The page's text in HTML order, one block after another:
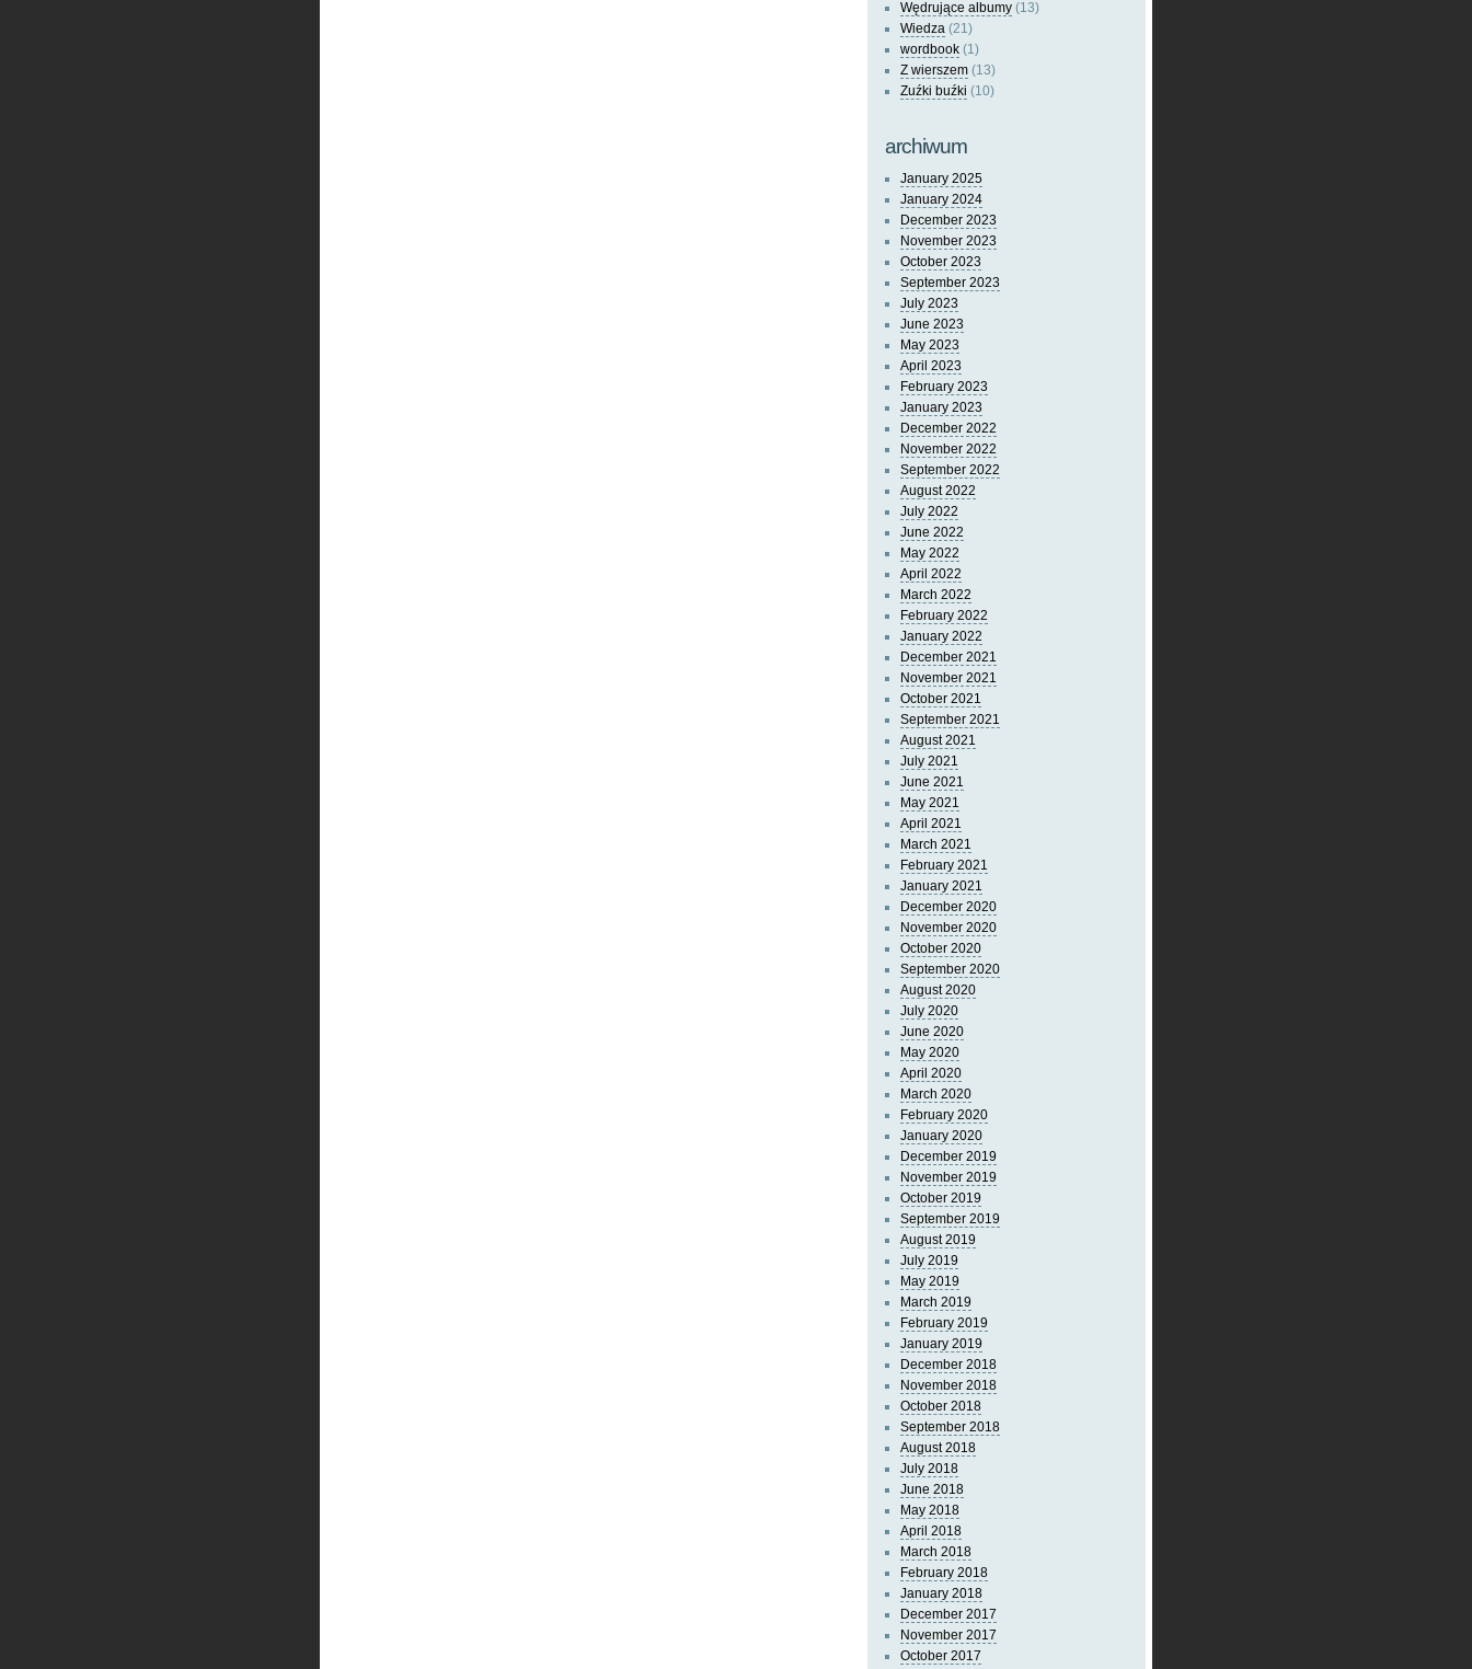
Wędrujące albumy (13)
Wiedza (21)
wordbook (1)
Z wierszem (13)
Zuźki buźki (10)
archiwum
January 2025
January 2024
December 2023
November 2023
October 2023
September 2023
July 2023
June 2023
May 2023
April 2023
February 2023
January 2023
December 2022
November 2022
September 2022
August 2022
July 2022
June 2022
May 2022
April 2022
March 2022
February 2022
January 2022
December 2021
November 2021
October 2021
September 2021
August 2021
July 2021
June 2021
May 2021
April 2021
March 2021
February 2021
January 2021
December 2020
November 2020
October 2020
September 2020
August 2020
July 2020
June 2020
May 2020
April 2020
March 2020
February 2020
January 2020
December 2019
November 2019
October 2019
September 2019
August 2019
July 2019
May 2019
March 2019
February 2019
January 2019
December 2018
November 2018
October 2018
September 2018
August 2018
July 2018
June 2018
May 2018
April 2018
March 2018
February 2018
January 2018
December 2017
November 2017
October 2017